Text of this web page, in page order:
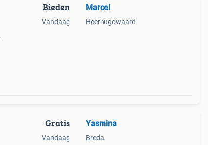
Bieden
Vandaag
Marcel
Heerhugowaard
Gratis
Vandaag
Yasmina
Breda